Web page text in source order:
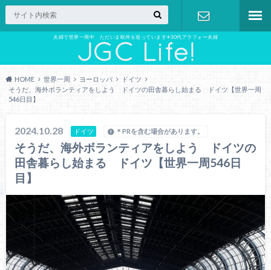
夫婦で世界一周中 ただいま欧州を巡っています✈︎30代アラフォー夫婦
お問い合わ
HOME 世界一周 ヨーロッパ
ドイツ
そうだ、海外ボランティアをしよう ドイツの田舎暮らし始まる ドイツ【世界一周
546日目】
2024.10.28 ドイツ ＊PRを含む場合があります。
そうだ、海外ボランティアをしよう ドイツの
田舎暮らし始まる ドイツ【世界一周546日
目】